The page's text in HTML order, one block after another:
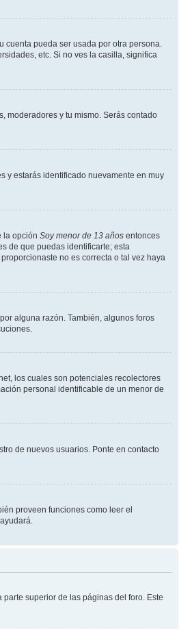
cuenta pueda ser usada por otra persona.
etc. Si no ves la casilla, significa
moderadores y tu mismo. Serás contado
y estarás identificado nuevamente en muy
la opción Soy menor de 13 años entonces
de que puedas identificarte; esta
no es correcta o tal vez haya
alguna razón. También, algunos foros
los cuales son potenciales recolectores
personal identificable de un menor de
de nuevos usuarios. Ponte en contacto
proveen funciones como leer el
superior de las páginas del foro. Este